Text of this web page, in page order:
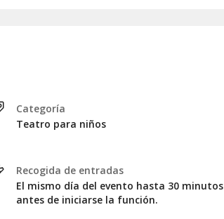
Categoría
Teatro para niños
Recogida de entradas
El mismo día del evento hasta 30 minutos
antes de iniciarse la función.